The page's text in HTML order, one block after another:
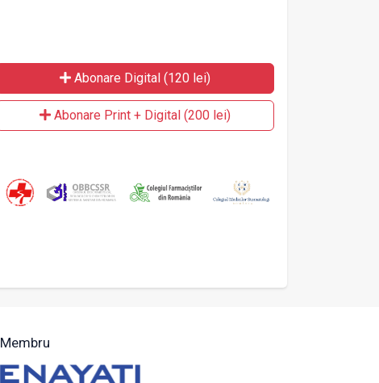
Abonare Digital (120 lei)
Abonare Print + Digital (200 lei)
Membru